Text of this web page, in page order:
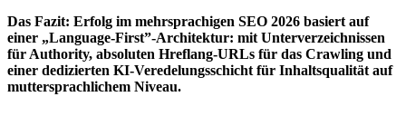
Das Fazit: Erfolg im mehrsprachigen SEO 2026 basiert auf
einer „Language-First”-Architektur: mit Unterverzeichnissen
für Authority, absoluten Hreflang-URLs für das Crawling und
einer dedizierten KI-Veredelungsschicht für Inhaltsqualität auf
muttersprachlichem Niveau.